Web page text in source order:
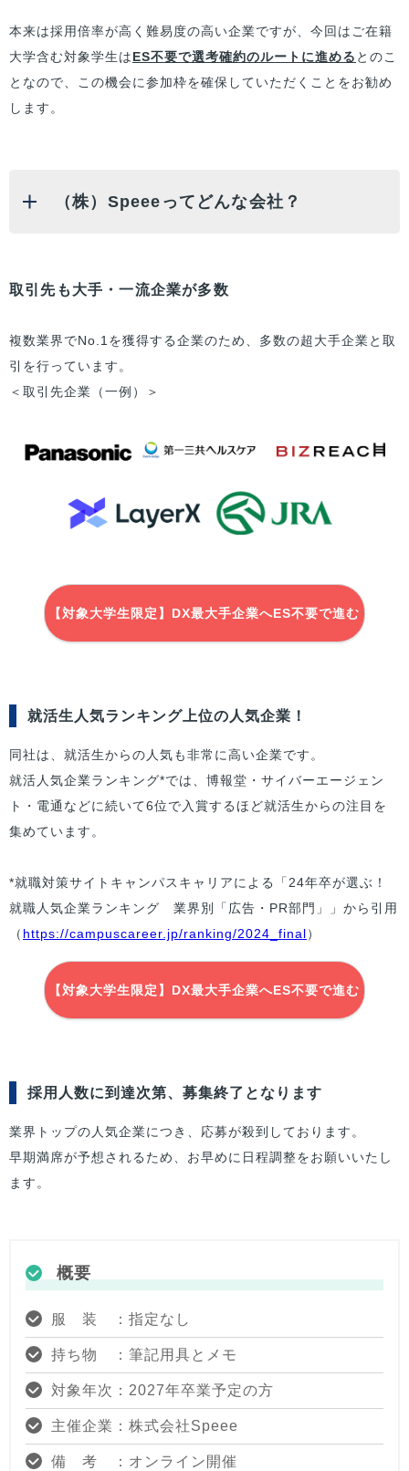
本来は採用倍率が高く難易度の高い企業ですが、今回は ご在籍
大学含む対象学生はES不要で選考確約のルートに進める とのこ
となので、この機会に参加枠を確保していただくことをお勧め
します。
（株）Speeeってどんな会社？
取引先も大手・一流企業が多数
複数業界でNo.1を獲得する企業のため、多数の超大手企業と取
引を行っています。
＜取引先企業（一例）＞
【対象大学生限定】DX最大手企業へES不要で進む
就活生人気ランキング上位の人気企業！
同社は、就活生からの人気も非常に高い企業です。
就活人気企業ランキング*では、博報堂・サイバーエージェン
ト・電通などに続いて6位で入賞するほど就活生からの注目を
集めています。
*就職対策サイトキャンパスキャリアによる「24年卒が選ぶ！
就職人気企業ランキング 業界別「広告・PR部門」」から引用
（ https://campuscareer.jp/ranking/2024_final）
【対象大学生限定】DX最大手企業へES不要で進む
採用人数に到達次第、募集終了となります
業界トップの人気企業につき、応募が殺到しております。
早期満席が予想されるため、お早めに日程調整をお願いいたし
ます。
概要
服 装 ：指定なし
持ち物 ：筆記用具とメモ
対象年次：2027年卒業予定の方
主催企業：株式会社Speee
備 考 ：オンライン開催